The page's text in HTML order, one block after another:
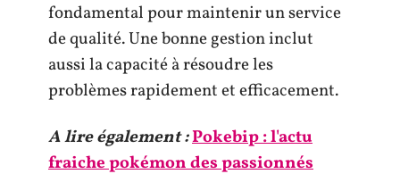
fondamental pour maintenir un service
de qualité. Une bonne gestion inclut
aussi la capacité à résoudre les
problèmes rapidement et efficacement.
A lire également :Pokebip : l'actu
fraiche pokémon des passionnés